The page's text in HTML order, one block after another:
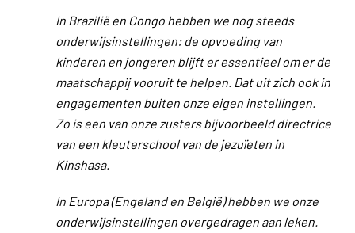
In Brazilië en Congo hebben we nog steeds
onderwijsinstellingen: de opvoeding van
kinderen en jongeren blijft er essentieel om er de
maatschappij vooruit te helpen. Dat uit zich ook in
engagementen buiten onze eigen instellingen.
Zo is een van onze zusters bijvoorbeeld directrice
van een kleuterschool van de jezuïeten in
Kinshasa.
In Europa (Engeland en België) hebben we onze
onderwijsinstellingen overgedragen aan leken.